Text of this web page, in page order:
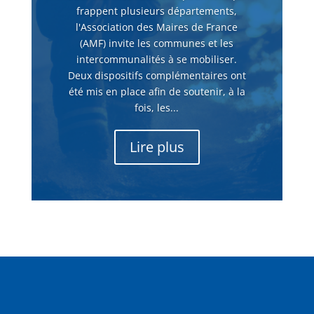
frappent plusieurs départements,
l'Association des Maires de France
(AMF) invite les communes et les
intercommunalités à se mobiliser.
Deux dispositifs complémentaires ont
été mis en place afin de soutenir, à la
fois, les...
Lire plus